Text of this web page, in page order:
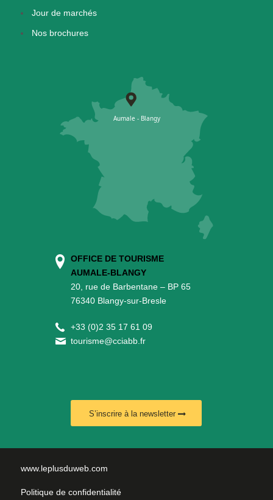
Jour de marchés
Nos brochures
OFFICE DE TOURISME
AUMALE-BLANGY
20, rue de Barbentane – BP 65
76340 Blangy-sur-Bresle
+33 (0)2 35 17 61 09
tourisme@cciabb.fr
S’inscrire à la newsletter
www.leplusduweb.com
Politique de confidentialité